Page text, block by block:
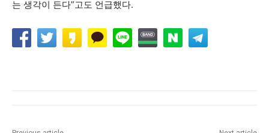
는 생각이 든다”고도 언급했다.